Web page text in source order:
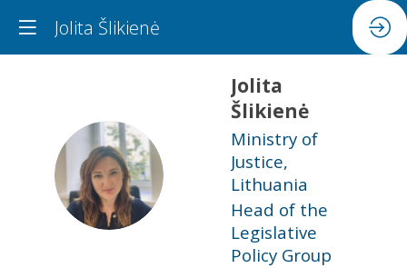
Jolita Šlikienė
JŠ
Jolita
Šlikienė
Ministry of
Justice,
Lithuania
Head of the
Legislative
Policy Group